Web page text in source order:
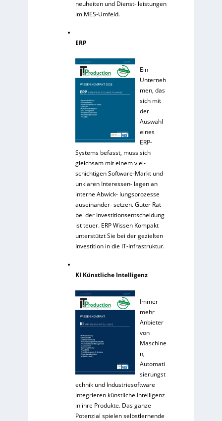
neuheiten und Dienst- leistungen
im MES-Umfeld.
ERP
Ein
Unterneh
men, das
sich mit
der
Auswahl
eines
ERP-
Systems befasst, muss sich
gleichsam mit einem viel-
schichtigen Software-Markt und
unklaren Interessen- lagen an
interne Abwick- lungsprozesse
auseinander- setzen. Guter Rat
bei der Investitionsentscheidung
ist teuer. ERP Wissen Kompakt
unterstützt Sie bei der gezielten
Investition in die IT-Infrastruktur.
KI Künstliche Intelligenz
Immer
mehr
Anbieter
von
Maschine
n,
Automati
sierungst
echnik und Industriesoftware
integrieren künstliche Intelligenz
in ihre Produkte. Das ganze
Potenzial spielen selbstlernende